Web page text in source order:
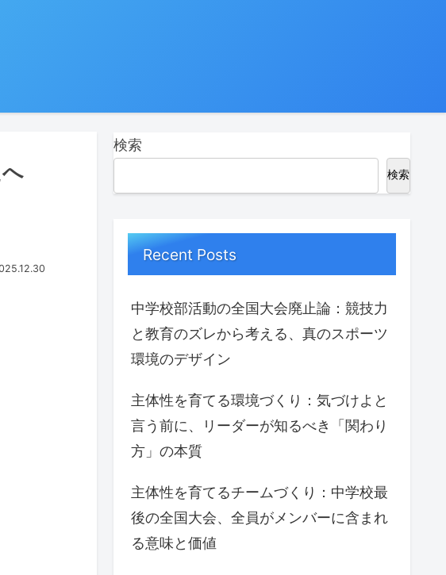
検索
検索
Recent Posts
中学校部活動の全国大会廃止論：競技力
と教育のズレから考える、真のスポーツ
環境のデザイン
主体性を育てる環境づくり：気づけよと
言う前に、リーダーが知るべき「関わり
方」の本質
主体性を育てるチームづくり：中学校最
後の全国大会、全員がメンバーに含まれ
る意味と価値